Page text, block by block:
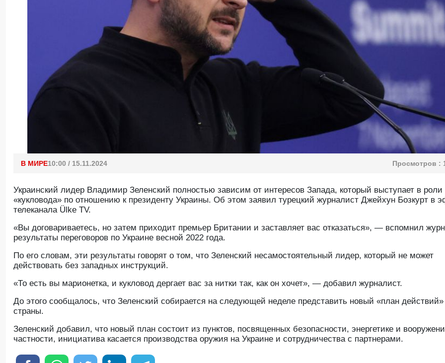
В МИРЕ10:00 / 15.11.2024 Просмотров :
Украинский лидер Владимир Зеленский полностью зависим от интересов Запада, который выступает в роли
«кукловода» по отношению к президенту Украины. Об этом заявил турецкий журналист Джейхун Бозкурт в
телеканала Ülke TV.
«Вы договариваетесь, но затем приходит премьер Британии и заставляет вас отказаться», — вспомнил
результаты переговоров по Украине весной 2022 года.
По его словам, эти результаты говорят о том, что Зеленский несамостоятельный лидер, который не может
действовать без западных инструкций.
«То есть вы марионетка, и кукловод дергает вас за нитки так, как он хочет», — добавил журналист.
До этого сообщалось, что Зеленский собирается на следующей неделе представить новый «план
страны.
Зеленский добавил, что новый план состоит из пунктов, посвященных безопасности, энергетике и
частности, инициатива касается производства оружия на Украине и сотрудничества с партнерами.